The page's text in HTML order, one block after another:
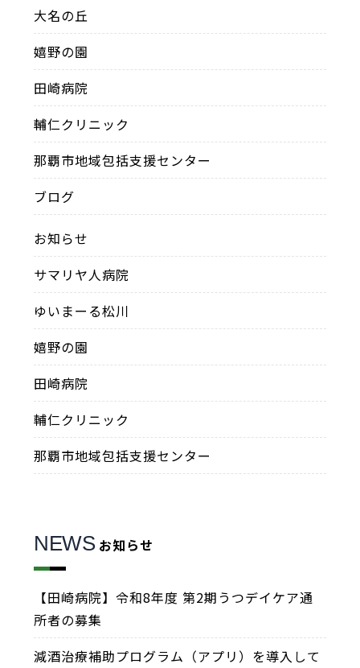
大名の丘
嬉野の園
田崎病院
輔仁クリニック
那覇市地域包括支援センター
ブログ
お知らせ
サマリヤ人病院
ゆいまーる松川
嬉野の園
田崎病院
輔仁クリニック
那覇市地域包括支援センター
NEWS お知らせ
【田崎病院】令和8年度 第2期うつデイケア通
所者の募集
減酒治療補助プログラム（アプリ）を導入して